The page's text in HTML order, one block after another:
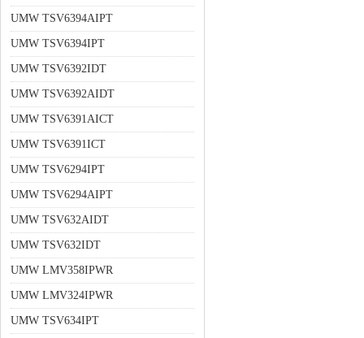
UMW TSV6394AIPT
UMW TSV6394IPT
UMW TSV6392IDT
UMW TSV6392AIDT
UMW TSV6391AICT
UMW TSV6391ICT
UMW TSV6294IPT
UMW TSV6294AIPT
UMW TSV632AIDT
UMW TSV632IDT
UMW LMV358IPWR
UMW LMV324IPWR
UMW TSV634IPT